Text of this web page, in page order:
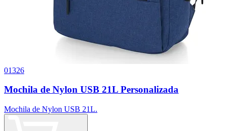
01326
Mochila de Nylon USB 21L Personalizada
Mochila de Nylon USB 21L.